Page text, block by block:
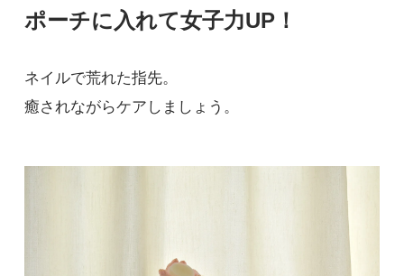
ポーチに入れて女子力UP！
ネイルで荒れた指先。
癒されながらケアしましょう。